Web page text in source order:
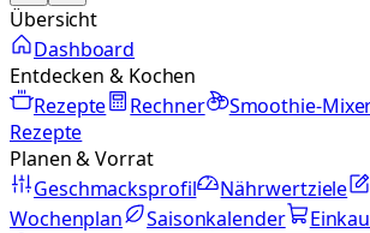
Übersicht
Dashboard
Entdecken & Kochen
Rezepte
Rechner Smoothie-
Rezepte
Planen & Vorrat
Geschmacksprofil
Nährwertziele
Wochenplan
Saisonkalender